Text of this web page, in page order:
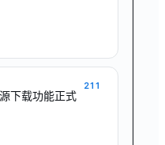
下载功能正式
211